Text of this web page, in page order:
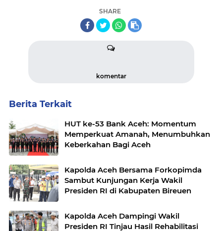
SHARE
komentar
Berita Terkait
HUT ke-53 Bank Aceh: Momentum
Memperkuat Amanah, Menumbuhkan
Keberkahan Bagi Aceh
Kapolda Aceh Bersama Forkopimda
Sambut Kunjungan Kerja Wakil
Presiden RI di Kabupaten Bireuen
Kapolda Aceh Dampingi Wakil
Presiden RI Tinjau Hasil Rehabilitasi